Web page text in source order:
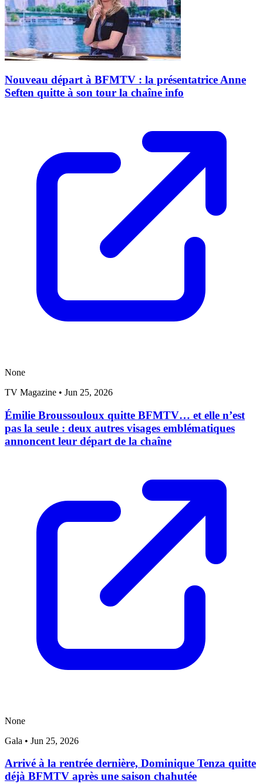
Nouveau départ à BFMTV : la présentatrice Anne
Seften quitte à son tour la chaîne info
None
TV Magazine • Jun 25, 2026
Émilie Broussouloux quitte BFMTV… et elle n’est
pas la seule : deux autres visages emblématiques
annoncent leur départ de la chaîne
None
Gala • Jun 25, 2026
Arrivé à la rentrée dernière, Dominique Tenza quitte
déjà BFMTV après une saison chahutée